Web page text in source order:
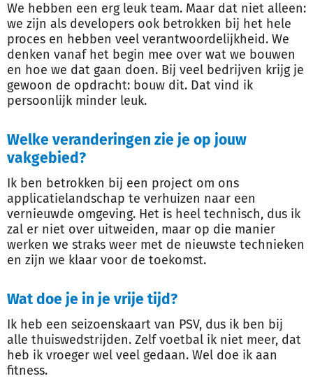
We hebben een erg leuk team. Maar dat niet alleen:
we zijn als developers ook betrokken bij het hele
proces en hebben veel verantwoordelijkheid. We
denken vanaf het begin mee over wat we bouwen
en hoe we dat gaan doen. Bij veel bedrijven krijg je
gewoon de opdracht: bouw dit. Dat vind ik
persoonlijk minder leuk.
Welke veranderingen zie je op jouw
vakgebied?
Ik ben betrokken bij een project om ons
applicatielandschap te verhuizen naar een
vernieuwde omgeving. Het is heel technisch, dus ik
zal er niet over uitweiden, maar op die manier
werken we straks weer met de nieuwste technieken
en zijn we klaar voor de toekomst.
Wat doe je in je vrije tijd?
Ik heb een seizoenskaart van PSV, dus ik ben bij
alle thuiswedstrijden. Zelf voetbal ik niet meer, dat
heb ik vroeger wel veel gedaan. Wel doe ik aan
fitness.